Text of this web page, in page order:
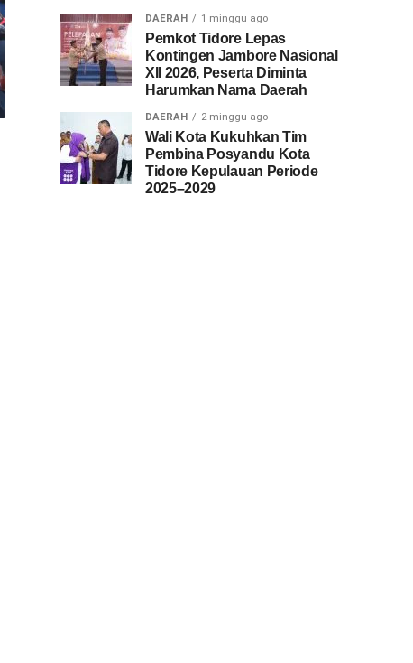
DAERAH 1 minggu ago
Pemkot Tidore Lepas
Kontingen Jambore Nasional
XII 2026, Peserta Diminta
Harumkan Nama Daerah
DAERAH 2 minggu ago
Wali Kota Kukuhkan Tim
Pembina Posyandu Kota
Tidore Kepulauan Periode
2025–2029